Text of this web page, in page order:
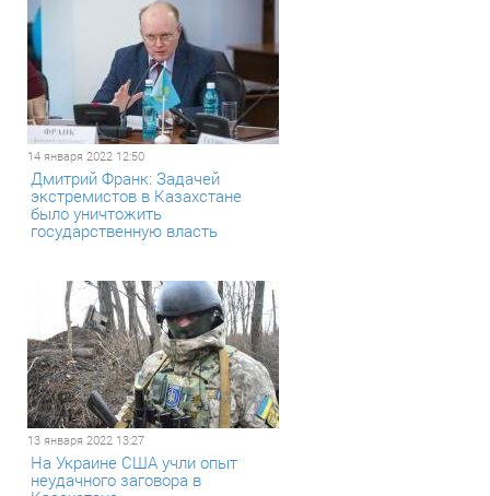
14 января 2022 12:50
Дмитрий Франк: Задачей
экстремистов в Казахстане
было уничтожить
государственную власть
13 января 2022 13:27
На Украине США учли опыт
неудачного заговора в